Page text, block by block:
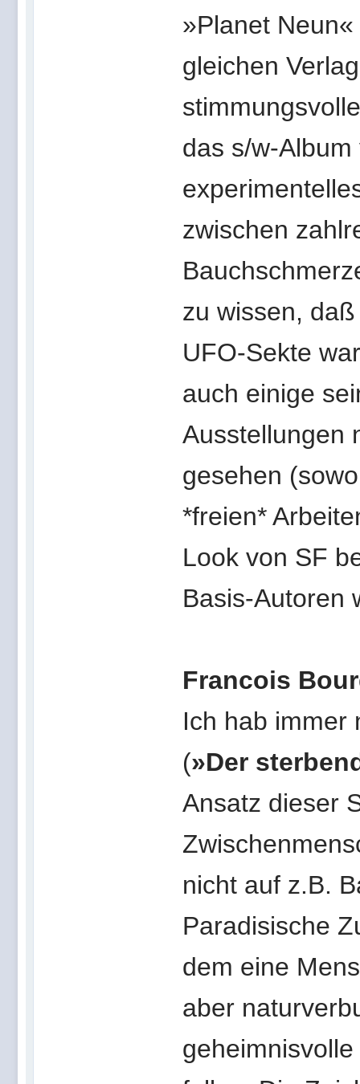
»Planet
gleichen
das s/w-
zwischen
zu wissen,
UFO-Sekte
auch einige
Ausstellungen
gesehen
*freien*
Look von SF
Basis-Autoren
Francois
Ich hab immer
(»Der
Ansatz dieser
nicht auf z.B.
Paradisische
dem eine
aber